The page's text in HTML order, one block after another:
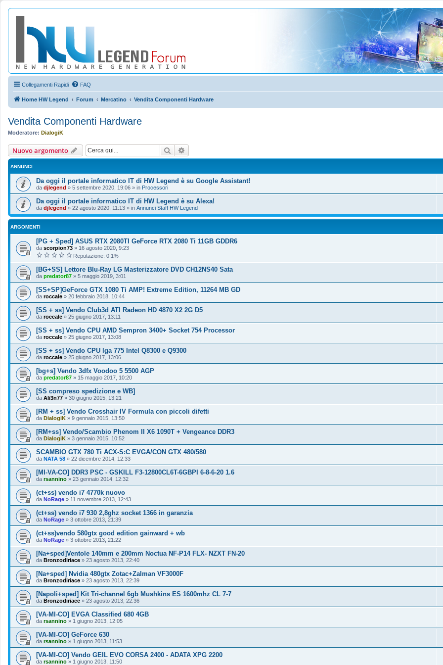
Collegamenti Rapidi FAQ
Home HW Legend Forum Mercatino Vendita Componenti Hardware
Vendita Componenti Hardware
Moderatore: DialogiK
Nuovo argomento Cerca
ANNUNCI
Da oggi il portale informatico IT di HW Legend è su Google Assistant!
da djlegend » 5 settembre 2020, 19:06 » in Processori
Da oggi il portale informatico IT di HW Legend è su Alexa!
da djlegend » 22 agosto 2020, 11:13 » in Annunci Staff HW Legend
ARGOMENTI
[PG + Sped] ASUS RTX 2080TI GeForce RTX 2080 Ti 11GB GDDR6
da scorpion73 » 16 agosto 2020, 9:23
Reputazione: 0.1%
[BG+SS] Lettore Blu-Ray LG Masterizzatore DVD CH12NS40 Sata
da predator87 » 5 maggio 2019, 3:01
[SS+SP]GeForce GTX 1080 Ti AMP! Extreme Edition, 11264 MB GD
da roccale » 20 febbraio 2018, 10:44
[SS + ss] Vendo Club3d ATI Radeon HD 4870 X2 2G D5
da roccale » 25 giugno 2017, 13:11
[SS + ss] Vendo CPU AMD Sempron 3400+ Socket 754 Processor
da roccale » 25 giugno 2017, 13:08
[SS + ss] Vendo CPU lga 775 Intel Q8300 e Q9300
da roccale » 25 giugno 2017, 13:06
[bg+s] Vendo 3dfx Voodoo 5 5500 AGP
da predator87 » 15 maggio 2017, 10:20
[SS compreso spedizione e WB]
da Ali3n77 » 30 giugno 2015, 13:21
[RM + ss] Vendo Crosshair IV Formula con piccoli difetti
da DialogiK » 9 gennaio 2015, 13:50
[RM+ss] Vendo/Scambio Phenom II X6 1090T + Vengeance DDR3
da DialogiK » 3 gennaio 2015, 10:52
SCAMBIO GTX 780 Ti ACX-S:C EVGA/CON GTX 480/580
da NATA 58 » 22 dicembre 2014, 12:33
[MI-VA-CO] DDR3 PSC - GSKILL F3-12800CL6T-6GBPI 6-8-6-20 1.6
da rsannino » 23 gennaio 2014, 12:32
(ct+ss) vendo i7 4770k nuovo
da NoRage » 11 novembre 2013, 12:43
(ct+ss) vendo i7 930 2,8ghz socket 1366 in garanzia
da NoRage » 3 ottobre 2013, 21:39
(ct+ss)vendo 580gtx good edition gainward + wb
da NoRage » 3 ottobre 2013, 21:22
[Na+sped]Ventole 140mm e 200mm Noctua NF-P14 FLX- NZXT FN-20
da Bronzodiriace » 23 agosto 2013, 22:40
[Na+sped] Nvidia 480gtx Zotac+Zalman VF3000F
da Bronzodiriace » 23 agosto 2013, 22:39
[Napoli+sped] Kit Tri-channel 6gb Mushkins ES 1600mhz CL 7-7
da Bronzodiriace » 23 agosto 2013, 22:36
[VA-MI-CO] EVGA Classified 680 4GB
da rsannino » 1 giugno 2013, 12:05
[VA-MI-CO] GeForce 630
da rsannino » 1 giugno 2013, 11:53
[VA-MI-CO] Vendo GEIL EVO CORSA 2400 - ADATA XPG 2200
da rsannino » 1 giugno 2013, 11:50